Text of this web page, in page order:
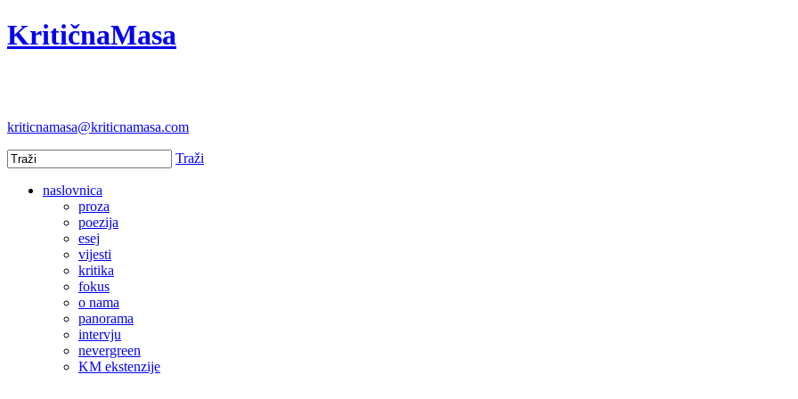
KritičnaMasa
kriticnamasa@kriticnamasa.com
Traži
naslovnica
proza
poezija
esej
vijesti
kritika
fokus
o nama
panorama
intervju
nevergreen
KM ekstenzije